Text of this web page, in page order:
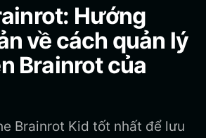
Hướng
về cách quản lý
Brainrot của
Brainrot Kid tốt nhất để lưu